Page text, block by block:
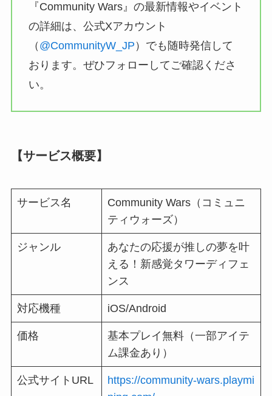
『Community Wars』の最新情報やイベント
の詳細は、公式Xアカウント
（ @CommunityW_JP ）でも随時発信して
おります。ぜひフォローしてご確認くださ
い。
【サービス概要】
サービス名
Community Wars（コミュニ
ティウォーズ）
ジャンル
あなたの応援が推しの夢を叶
える！新感覚タワーディフェ
ンス
対応機種 iOS/Android
価格
基本プレイ無料（⼀部アイテ
ム課⾦あり）
公式サイトURL
https://community-wars.playmi